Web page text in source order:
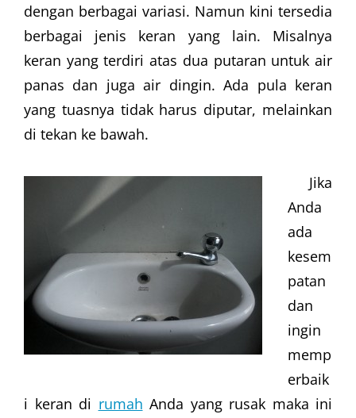
dengan berbagai variasi. Namun kini tersedia
berbagai jenis keran yang lain. Misalnya
keran yang terdiri atas dua putaran untuk air
panas dan juga air dingin. Ada pula keran
yang tuasnya tidak harus diputar, melainkan
di tekan ke bawah.
Jika
Anda
ada
kesem
patan
dan
ingin
memp
erbaik
i keran di rumah Anda yang rusak maka ini